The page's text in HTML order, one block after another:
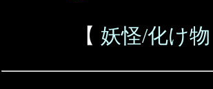
【 妖怪/化け物